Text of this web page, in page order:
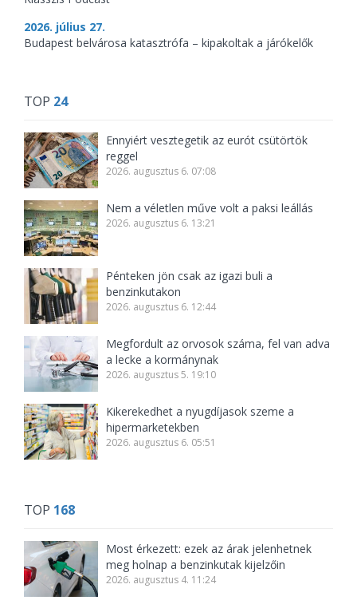
2026. július 27.
Budapest belvárosa katasztrófa – kipakoltak a járókelők
TOP 24
Ennyiért vesztegetik az eurót csütörtök
reggel
2026. augusztus 6. 07:08
Nem a véletlen műve volt a paksi leállás
2026. augusztus 6. 13:21
Pénteken jön csak az igazi buli a
benzinkutakon
2026. augusztus 6. 12:44
Megfordult az orvosok száma, fel van adva
a lecke a kormánynak
2026. augusztus 5. 19:10
Kikerekedhet a nyugdíjasok szeme a
hipermarketekben
2026. augusztus 6. 05:51
TOP 168
Most érkezett: ezek az árak jelenhetnek
meg holnap a benzinkutak kijelzőin
2026. augusztus 4. 11:24